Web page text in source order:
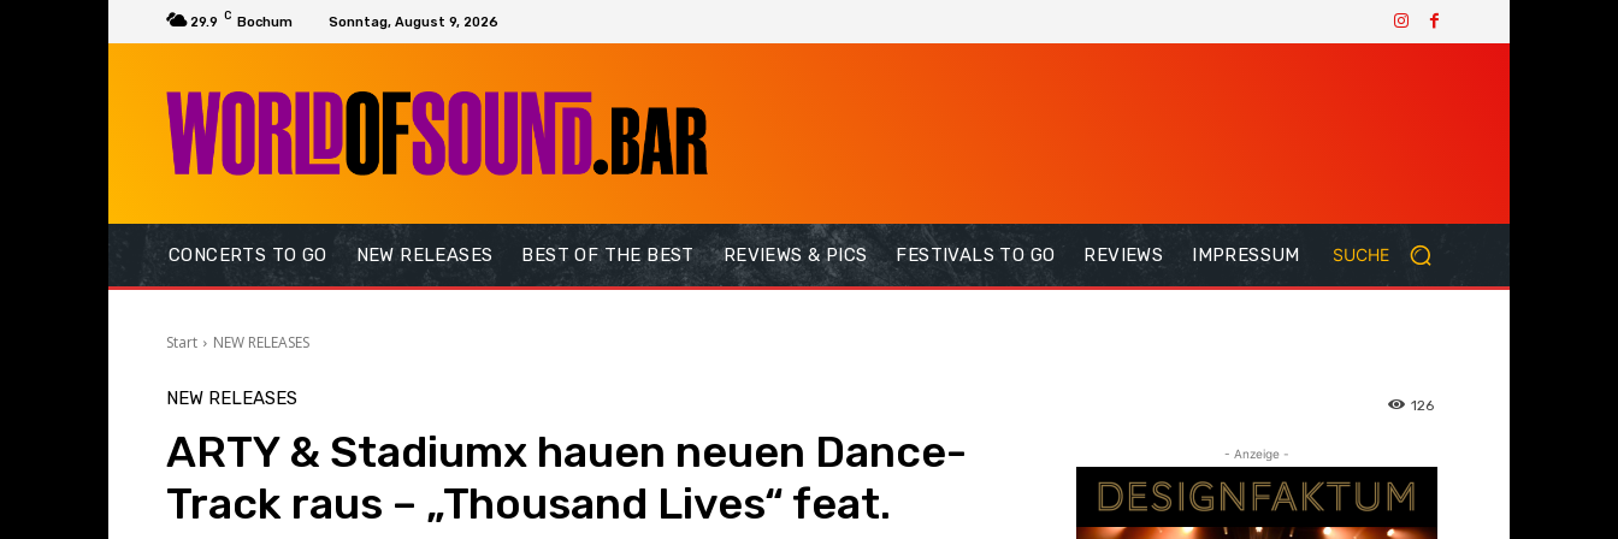
29.9 C Bochum Sonntag, August 9, 2026
CONCERTS TO GO NEW RELEASES BEST OF THE BEST REVIEWS & PICS FESTIVALS TO GO REVIEWS IMPRESSUM SUCHE
Start NEW RELEASES
NEW RELEASES
ARTY & Stadiumx hauen neuen Dance-
Track raus – „Thousand Lives“ feat.
126
- Anzeige -